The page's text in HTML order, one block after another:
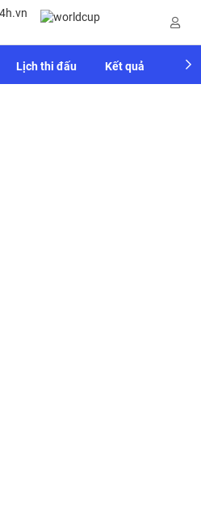
Lịch thi đấu Kết quả